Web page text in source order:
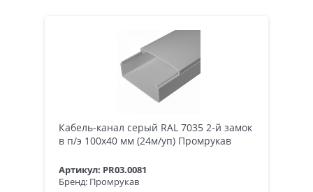
Кабель-канал серый RAL 7035 2-й замок
в п/э 100х40 мм (24м/уп) Промрукав
Артикул: PR03.0081
Бренд: Промрукав